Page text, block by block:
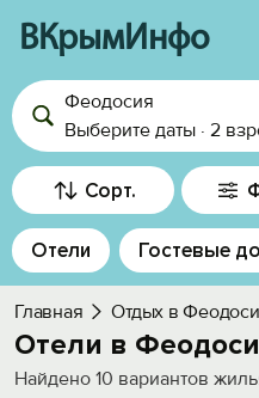
ВКрымИнфо
Войти
Избранное
История
Добавить свой
Феодосия
Выберите даты · 2
Сорт.
Отели Гостевые
Главная Отдых в
Отели в
Найдено 10 вариантов